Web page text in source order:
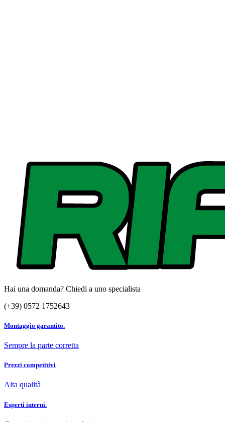
Hai una domanda? Chiedi a uno specialista
(+39) 0572 1752643
Montaggio garantito.
Sempre la parte corretta
Prezzi competitivi
Alta qualità
Esperti interni.